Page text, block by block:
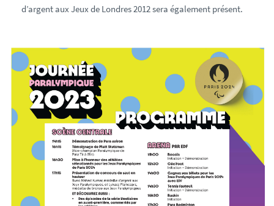
d’argent aux Jeux de Londres 2012 sera également présent.